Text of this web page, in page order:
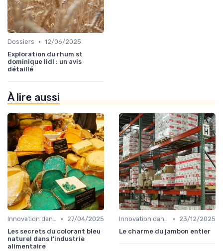
Dossiers • 12/06/2025
Exploration du rhum st
dominique lidl : un avis
détaillé
À lire aussi
Innovation dans la food •
27/04/2025
Les secrets du colorant bleu
naturel dans l'industrie
alimentaire
Innovation dans la food •
23/12/2025
Le charme du jambon entier